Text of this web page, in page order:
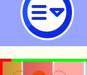
明會-桃園市